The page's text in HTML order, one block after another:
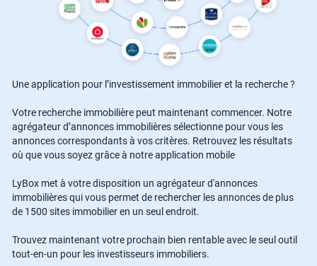
Une application pour l’investissement immobilier et la recherche ?
Votre recherche immobilière peut maintenant commencer. Notre
agrégateur d’annonces immobilières sélectionne pour vous les
annonces correspondants à vos critères. Retrouvez les résultats
où que vous soyez grâce à notre application mobile
LyBox met à votre disposition un agrégateur d'annonces
immobilières qui vous permet de rechercher les annonces de plus
de 1500 sites immobilier en un seul endroit.
Trouvez maintenant votre prochain bien rentable avec le seul outil
tout-en-un pour les investisseurs immobiliers.